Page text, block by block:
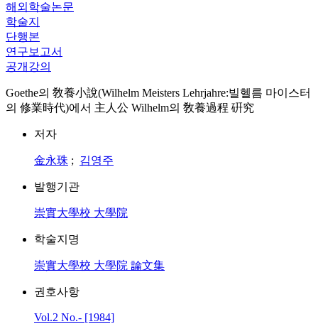
해외학술논문
학술지
단행본
연구보고서
공개강의
Goethe의 敎養小說(Wilhelm Meisters Lehrjahre:빌헬름 마이스터
의 修業時代)에서 主人公 Wilhelm의 敎養過程 硏究
저자
金永珠 ; 김영주
발행기관
崇實大學校 大學院
학술지명
崇實大學校 大學院 論文集
권호사항
Vol.2 No.- [1984]